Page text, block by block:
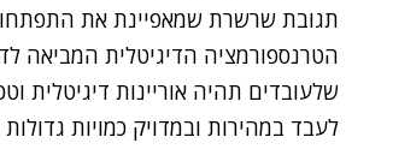
תגובת שרשרת שמאפיינת את
הטרנספורמציה הדיגיטלית המביאה
שלעובדים תהיה אוריינות דיגיטלית
לעבד במהירות ובמדויק כמויות